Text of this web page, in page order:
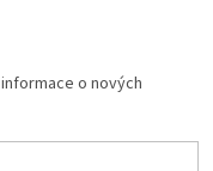
o nových